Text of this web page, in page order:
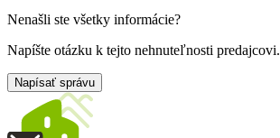
Nenašli ste všetky informácie?
Napíšte otázku k tejto nehnuteľnosti predajcovi.
Napísať správu